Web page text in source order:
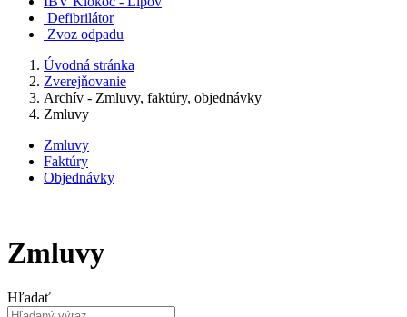
Defibrilátor
Zvoz odpadu
Úvodná stránka
Zverejňovanie
Archív - Zmluvy, faktúry, objednávky
Zmluvy
Zmluvy
Faktúry
Objednávky
Zmluvy
Hľadať